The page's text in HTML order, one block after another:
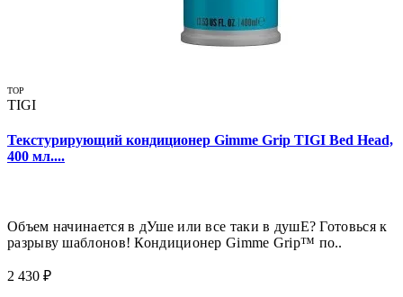
TOP
TIGI
Текстурирующий кондиционер Gimme Grip TIGI Bed Head,
400 мл....
Объем начинается в дУше или все таки в душЕ? Готовься к
разрыву шаблонов! Кондиционер Gimme Grip™ по..
2 430 ₽